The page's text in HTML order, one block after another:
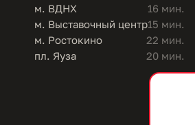
м. ВДНХ
16 мин.
м. Выставочный центр15 мин.
м. Ростокино
22 мин.
пл. Яуза
20 мин.